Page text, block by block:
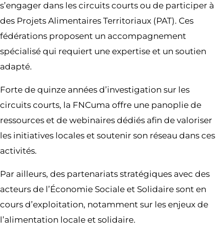
s’engager dans les circuits courts ou de participer à
des Projets Alimentaires Territoriaux (PAT). Ces
fédérations proposent un accompagnement
spécialisé qui requiert une expertise et un soutien
adapté.
Forte de quinze années d’investigation sur les
circuits courts, la FNCuma offre une panoplie de
ressources et de webinaires dédiés afin de valoriser
les initiatives locales et soutenir son réseau dans ces
activités.
Par ailleurs, des partenariats stratégiques avec des
acteurs de l’Économie Sociale et Solidaire sont en
cours d’exploitation, notamment sur les enjeux de
l’alimentation locale et solidaire.